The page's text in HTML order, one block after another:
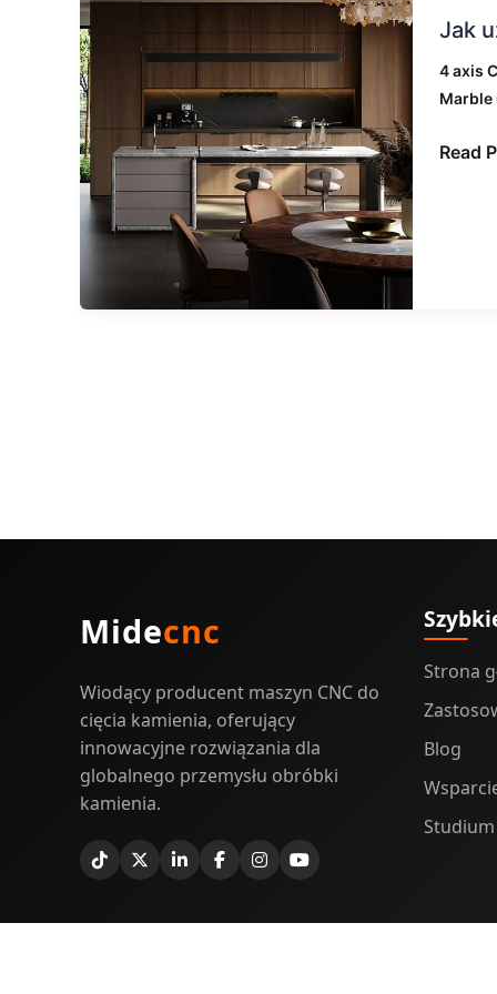
Jak
4 axis
Marble
do
Read
Midecnc
Wiodący producent maszyn CNC do
cięcia kamienia, oferujący
innowacyjne rozwiązania dla
globalnego przemysłu obróbki
kamienia.
Strona
Blog